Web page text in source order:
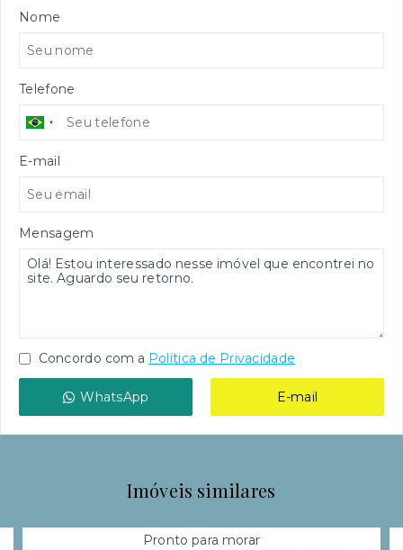
Nome
Telefone
E-mail
Mensagem
Concordo com a Política de Privacidade
WhatsApp E-mail
Imóveis similares
Pronto para morar